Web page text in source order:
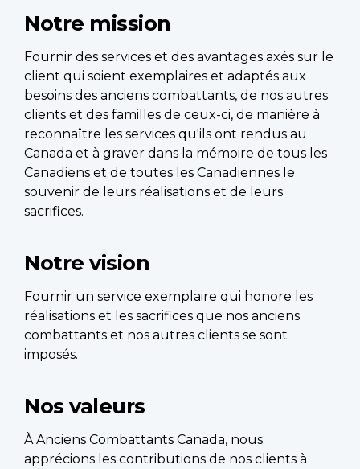
Notre mission
Fournir des services et des avantages axés sur le
client qui soient exemplaires et adaptés aux
besoins des anciens combattants, de nos autres
clients et des familles de ceux-ci, de manière à
reconnaître les services qu'ils ont rendus au
Canada et à graver dans la mémoire de tous les
Canadiens et de toutes les Canadiennes le
souvenir de leurs réalisations et de leurs
sacrifices.
Notre vision
Fournir un service exemplaire qui honore les
réalisations et les sacrifices que nos anciens
combattants et nos autres clients se sont
imposés.
Nos valeurs
À Anciens Combattants Canada, nous
apprécions les contributions de nos clients à